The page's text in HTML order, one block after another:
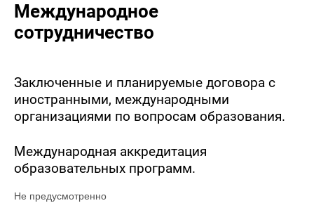
Международное
сотрудничество
Заключенные и планируемые договора с
иностранными, международными
организациями по вопросам образования.
Международная аккредитация
образовательных программ.
Не предусмотренно